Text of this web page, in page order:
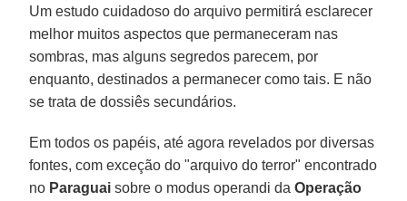
Um estudo cuidadoso do arquivo permitirá esclarecer
melhor muitos aspectos que permaneceram nas
sombras, mas alguns segredos parecem, por
enquanto, destinados a permanecer como tais. E não
se trata de dossiês secundários.
Em todos os papéis, até agora revelados por diversas
fontes, com exceção do "arquivo do terror" encontrado
no Paraguai sobre o modus operandi daOperação